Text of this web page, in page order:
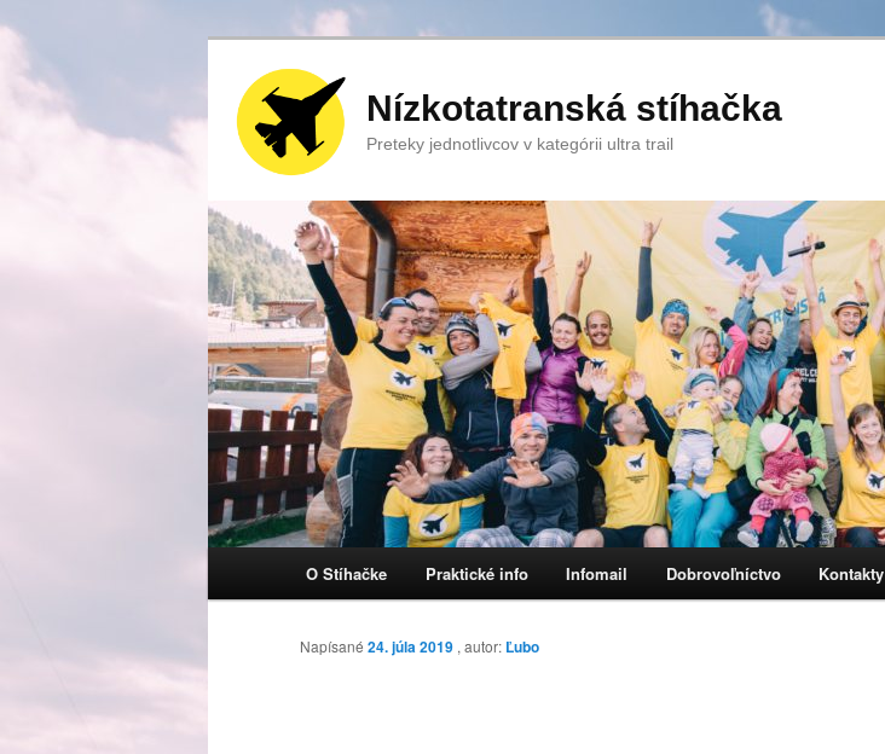
Nízkotatranská stíhačka
Preteky jednotlivcov v kategórii ultra trail
Preskočiť na primárny obsah
O Stíhačke Praktické info Infomail Dobrovoľníctvo Kontakty
Napísané 24. júla 2019 , autor: Ľubo